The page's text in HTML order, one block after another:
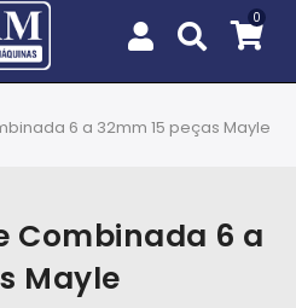
6 a 32mm 15 peças Mayle
Combinada 6 a
Mayle